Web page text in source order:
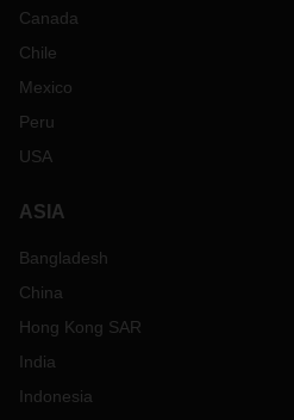
Canada
Chile
Mexico
Peru
USA
ASIA
Bangladesh
China
Hong Kong SAR
India
Indonesia